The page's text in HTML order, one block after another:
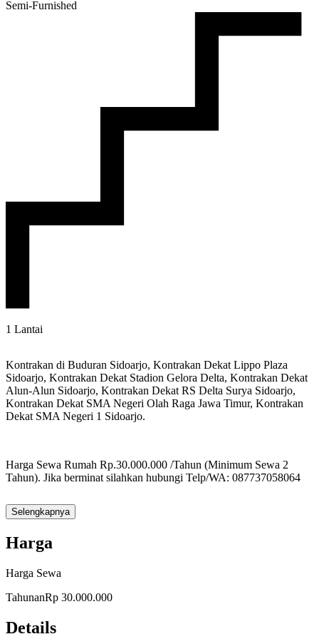
Semi-Furnished
1 Lantai
Kontrakan di Buduran Sidoarjo, Kontrakan Dekat Lippo Plaza
Sidoarjo, Kontrakan Dekat Stadion Gelora Delta, Kontrakan Dekat
Alun-Alun Sidoarjo, Kontrakan Dekat RS Delta Surya Sidoarjo,
Kontrakan Dekat SMA Negeri Olah Raga Jawa Timur, Kontrakan
Dekat SMA Negeri 1 Sidoarjo.
Harga Sewa Rumah Rp.30.000.000 /Tahun (Minimum Sewa 2
Tahun). Jika berminat silahkan hubungi Telp/WA: 087737058064
- Minimum Sewa Rumah 2 Tahun
- Biaya Notaris Ditanggung Pemilik dan Penyewa
Fasilitas Dalam Rumah:
Selengkapnya
Harga
Harga Sewa
TahunanRp 30.000.000
Details